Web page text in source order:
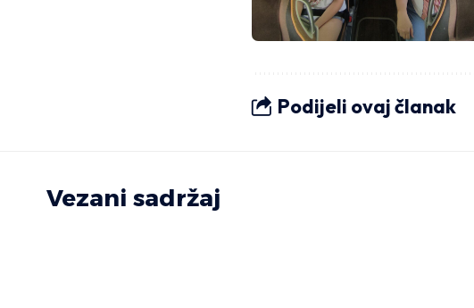
Podijeli ovaj članak
Vezani sadržaj